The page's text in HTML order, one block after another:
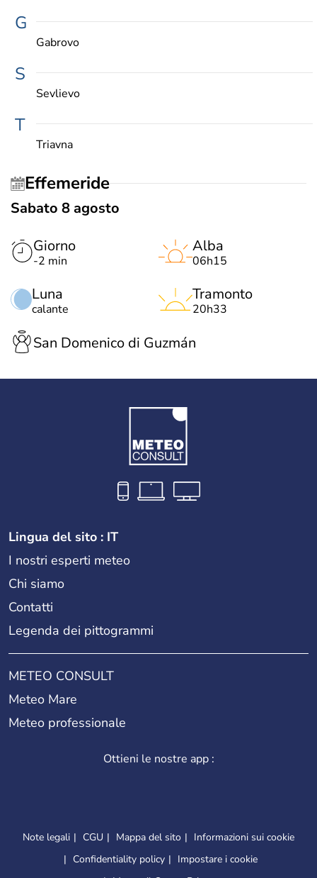
G
Gabrovo
S
Sevlievo
T
Triavna
Effemeride
Sabato 8 agosto
Giorno
-2 min
Luna
calante
Alba
06h15
Tramonto
20h33
San Domenico di Guzmán
Lingua del sito : IT
I nostri esperti meteo
Chi siamo
Contatti
Legenda dei pittogrammi
METEO CONSULT
Meteo Mare
Meteo professionale
Ottieni le nostre app :
Note legali CGU Mappa del sito
Informazioni sui cookie
Confidentiality policy
Impostare i cookie